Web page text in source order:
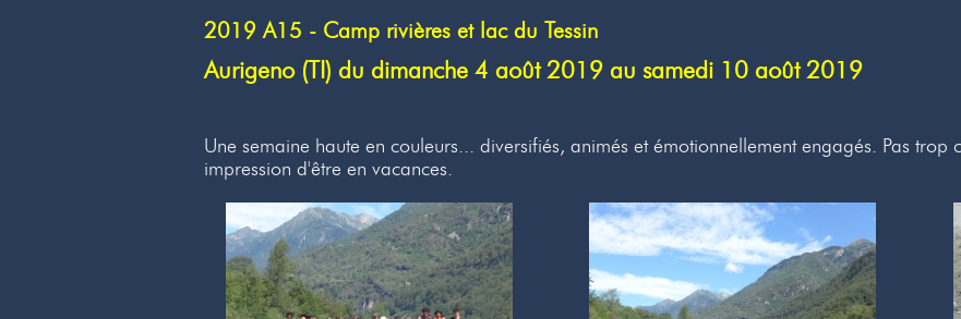
2019 A15 - Camp rivières et lac du Tessin
Aurigeno (TI) du dimanche 4 août 2019 au samedi 10 août 2019
Une semaine haute en couleurs... diversifiés, animés et émotionnellement engagés. Pas trop
impression d'être en vacances.